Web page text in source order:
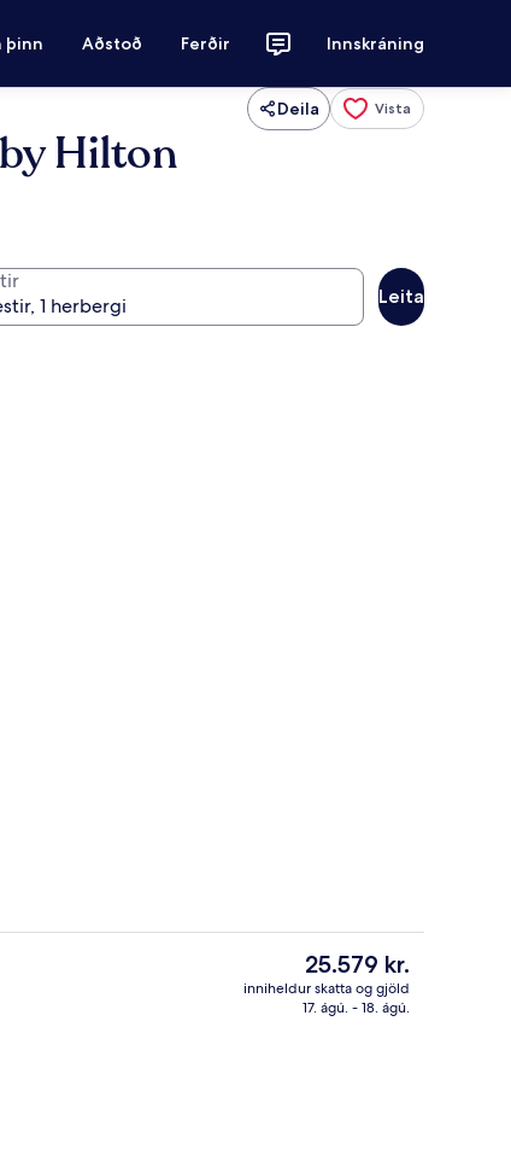
þinn Aðstoð Ferðir Innskráning
Deila Vista
Hilton
Leita
Núverandi
verð
er
25.579 kr.
inniheldur skatta og gjöld
17. ágú. - 18. ágú.